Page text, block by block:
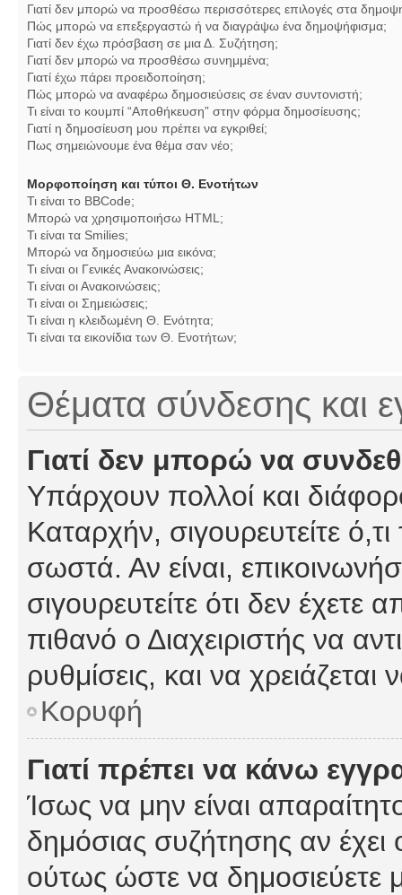
Γιατί δεν μπορώ να προσθέσω περισσότερες επιλογές στα
Πώς μπορώ να επεξεργαστώ ή να διαγράψω ένα δημοψήφισμα;
Γιατί δεν έχω πρόσβαση σε μια Δ. Συζήτηση;
Γιατί δεν μπορώ να προσθέσω συνημμένα;
Γιατί έχω πάρει προειδοποίηση;
Πώς μπορώ να αναφέρω δημοσιεύσεις σε έναν συντονιστή;
Τι είναι το κουμπί “Αποθήκευση” στην φόρμα δημοσίευσης;
Γιατί η δημοσίευση μου πρέπει να εγκριθεί;
Πως σημειώνουμε ένα θέμα σαν νέο;
Μορφοποίηση και τύποι Θ. Ενοτήτων
Τι είναι το BBCode;
Μπορώ να χρησιμοποιήσω HTML;
Τι είναι τα Smilies;
Μπορώ να δημοσιεύω μια εικόνα;
Τι είναι οι Γενικές Ανακοινώσεις;
Τι είναι οι Ανακοινώσεις;
Τι είναι οι Σημειώσεις;
Τι είναι η κλειδωμένη Θ. Ενότητα;
Τι είναι τα εικονίδια των Θ. Ενοτήτων;
Θέματα σύνδεσης και
Γιατί δεν μπορώ να
Υπάρχουν πολλοί και
Καταρχήν, σιγουρευτείτε
σωστά. Αν είναι,
σιγουρευτείτε ότι δεν έχετε
πιθανό ο Διαχειριστής να
ρυθμίσεις, και να χρειάζεται
Κορυφή
Γιατί πρέπει να κάνω
Ίσως να μην είναι
δημόσιας συζήτησης αν έχει
ούτως ώστε να δημοσιεύετε